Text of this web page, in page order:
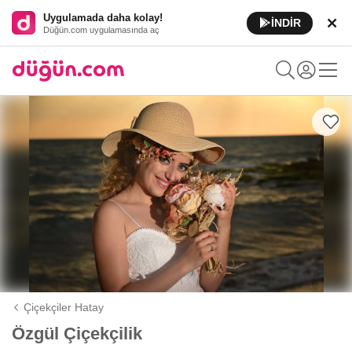
Uygulamada daha kolay!
Düğün.com uygulamasında aç
İNDİR
Çiçekçiler Hatay
Özgül Çiçekçilik